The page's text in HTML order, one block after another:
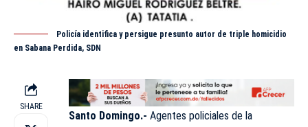
Policía identifica y persigue presunto autor de triple homicidio
en Sabana Perdida, SDN
SHARE
Santo Domingo.- Agentes policiales de la